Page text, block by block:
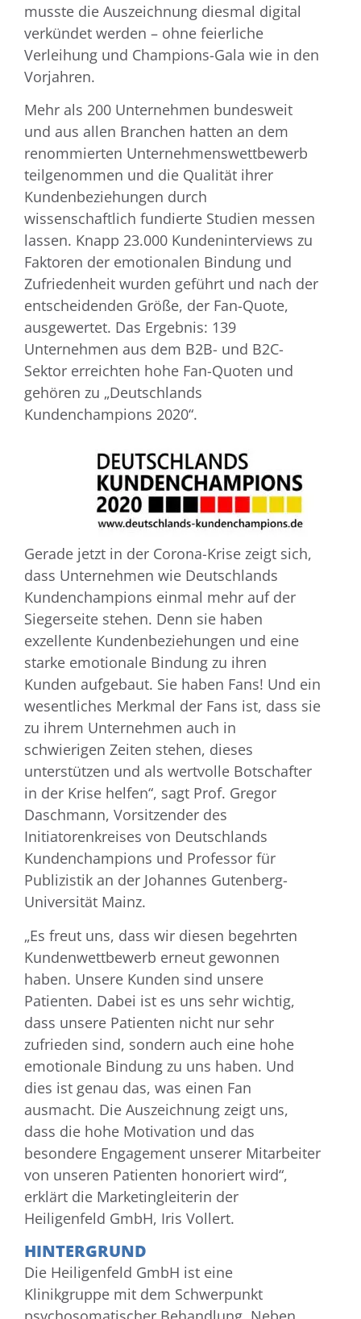
musste die Auszeichnung diesmal digital
verkündet werden – ohne feierliche
Verleihung und Champions-Gala wie in den
Vorjahren.
Mehr als 200 Unternehmen bundesweit
und aus allen Branchen hatten an dem
renommierten Unternehmenswettbewerb
teilgenommen und die Qualität ihrer
Kundenbeziehungen durch
wissenschaftlich fundierte Studien messen
lassen. Knapp 23.000 Kundeninterviews zu
Faktoren der emotionalen Bindung und
Zufriedenheit wurden geführt und nach der
entscheidenden Größe, der Fan-Quote,
ausgewertet. Das Ergebnis: 139
Unternehmen aus dem B2B- und B2C-
Sektor erreichten hohe Fan-Quoten und
gehören zu „Deutschlands
Kundenchampions 2020“.
Gerade jetzt in der Corona-Krise zeigt sich,
dass Unternehmen wie Deutschlands
Kundenchampions einmal mehr auf der
Siegerseite stehen. Denn sie haben
exzellente Kundenbeziehungen und eine
starke emotionale Bindung zu ihren
Kunden aufgebaut. Sie haben Fans! Und ein
wesentliches Merkmal der Fans ist, dass sie
zu ihrem Unternehmen auch in
schwierigen Zeiten stehen, dieses
unterstützen und als wertvolle Botschafter
in der Krise helfen“, sagt Prof. Gregor
Daschmann, Vorsitzender des
Initiatorenkreises von Deutschlands
Kundenchampions und Professor für
Publizistik an der Johannes Gutenberg-
Universität Mainz.
„Es freut uns, dass wir diesen begehrten
Kundenwettbewerb erneut gewonnen
haben. Unsere Kunden sind unsere
Patienten. Dabei ist es uns sehr wichtig,
dass unsere Patienten nicht nur sehr
zufrieden sind, sondern auch eine hohe
emotionale Bindung zu uns haben. Und
dies ist genau das, was einen Fan
ausmacht. Die Auszeichnung zeigt uns,
dass die hohe Motivation und das
besondere Engagement unserer Mitarbeiter
von unseren Patienten honoriert wird“,
erklärt die Marketingleiterin der
Heiligenfeld GmbH, Iris Vollert.
HINTERGRUND
Die Heiligenfeld GmbH ist eine
Klinikgruppe mit dem Schwerpunkt